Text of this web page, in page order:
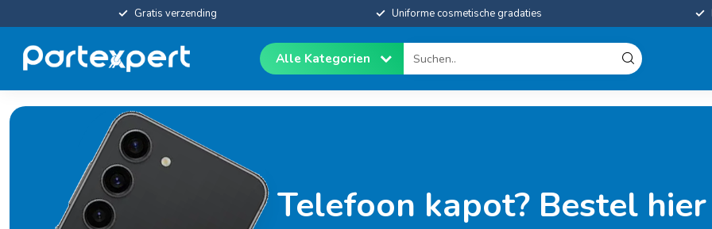
Gratis verzending Uniforme cosmetische gradaties
Alle Kategorien
Telefoon kapot? Bestel